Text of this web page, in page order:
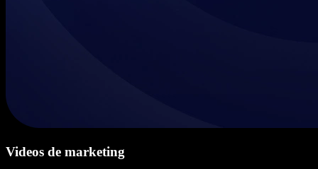
Videos de marketing